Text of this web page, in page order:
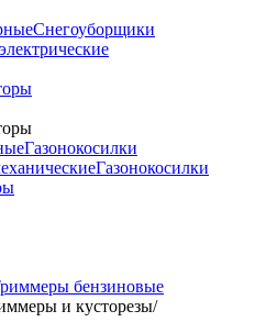
Снегоуборщики
Газонокосилки
Газонокосилки
бензиновые
и кусторезы/